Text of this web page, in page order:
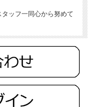
ッフ一同心から努めて